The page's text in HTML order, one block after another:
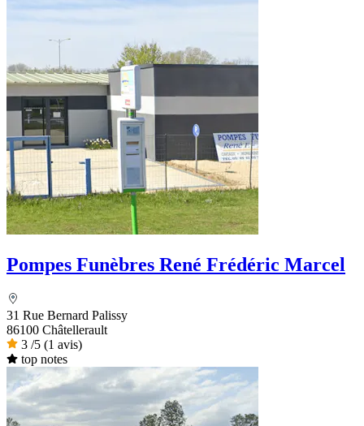
Pompes Funèbres René Frédéric Marcel
31 Rue Bernard Palissy
86100 Châtellerault
3 /5 (1 avis)
top notes